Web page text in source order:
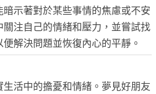
示著對於某些事情的焦慮或不安
注自己的情緒和壓力，並嘗試找
解決問題並恢復內心的平靜。
活中的擔憂和情緒。夢見好朋友